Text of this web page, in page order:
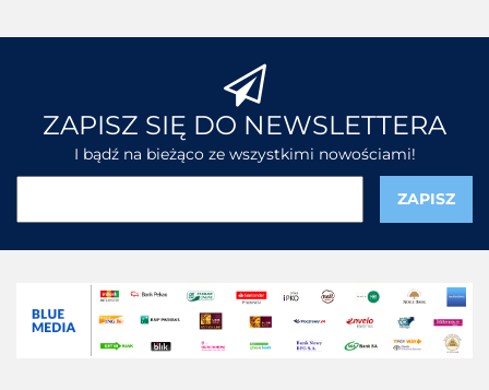
ZAPISZ SIĘ DO NEWSLETTERA
I bądź na bieżąco ze wszystkimi nowościami!